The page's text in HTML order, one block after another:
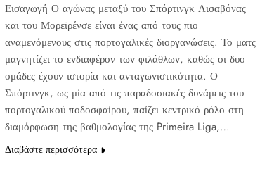
Εισαγωγή Ο αγώνας μεταξύ του Σπόρτινγκ Λισαβόνας
και του Μορεϊρένσε είναι ένας από τους πιο
αναμενόμενους στις πορτογαλικές διοργανώσεις. Το ματς
μαγνητίζει το ενδιαφέρον των φιλάθλων, καθώς οι δυο
ομάδες έχουν ιστορία και ανταγωνιστικότητα. Ο
Σπόρτινγκ, ως μία από τις παραδοσιακές δυνάμεις του
πορτογαλικού ποδοσφαίρου, παίζει κεντρικό ρόλο στη
διαμόρφωση της βαθμολογίας της Primeira Liga,…
Διαβάστε περισσότερα